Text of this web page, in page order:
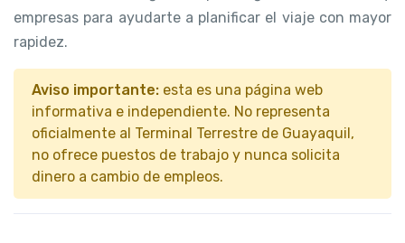
empresas para ayudarte a planificar el viaje con mayor
rapidez.
Aviso importante: esta es una página web
informativa e independiente. No representa
oficialmente al Terminal Terrestre de Guayaquil,
no ofrece puestos de trabajo y nunca solicita
dinero a cambio de empleos.